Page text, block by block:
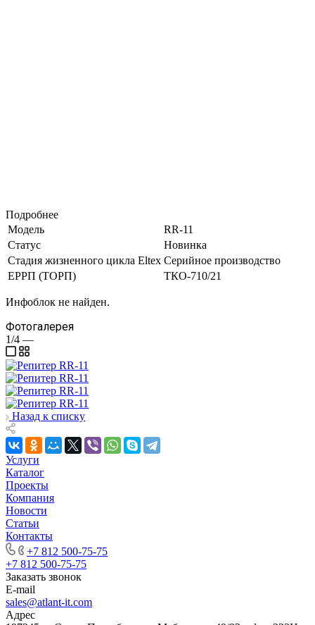
Подробнее
Модель
RR-11
Статус
Новинка
Стадия жизненного цикла Eltex Серийное производство
ЕРРП (ТОРП)
ТКО-710/21
Инфоблок не найден.
Фотогалерея
1/4 —
Назад к списку
Услуги
Каталог
Проекты
Компания
Новости
Статьи
Контакты
+7 812 500-75-75
+7 812 500-75-75
Заказать звонок
E-mail
sales@atlant-it.com
Адрес